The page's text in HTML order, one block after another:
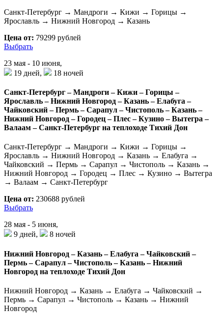
Санкт-Петербург → Мандроги → Кижи → Горицы →
Ярославль → Нижний Новгород → Казань
Цена от: 79299 рублей
Выбрать
23 мая - 10 июня,
19 дней,
18 ночей
Санкт-Петербург – Мандроги – Кижи – Горицы –
Ярославль – Нижний Новгород – Казань – Елабуга –
Чайковский – Пермь – Сарапул – Чистополь – Казань –
Нижний Новгород – Городец – Плес – Кузино – Вытегра –
Валаам – Санкт-Петербург на теплоходе Тихий Дон
Санкт-Петербург → Мандроги → Кижи → Горицы →
Ярославль → Нижний Новгород → Казань → Елабуга →
Чайковский → Пермь → Сарапул → Чистополь → Казань →
Нижний Новгород → Городец → Плес → Кузино → Вытегра
→ Валаам → Санкт-Петербург
Цена от: 230688 рублей
Выбрать
28 мая - 5 июня,
9 дней,
8 ночей
Нижний Новгород – Казань – Елабуга – Чайковский –
Пермь – Сарапул – Чистополь – Казань – Нижний
Новгород на теплоходе Тихий Дон
Нижний Новгород → Казань → Елабуга → Чайковский →
Пермь → Сарапул → Чистополь → Казань → Нижний
Новгород